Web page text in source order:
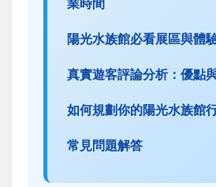
業時間
陽光水族館必看展區與體
真實遊客評論分析：優點
如何規劃你的陽光水族館
常見問題解答